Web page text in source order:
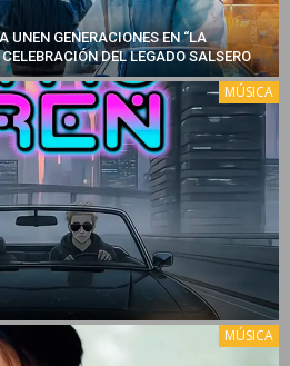
UNEN GENERACIONES EN “LA
DEL LEGADO SALSERO
MÚSICA
MÚSICA